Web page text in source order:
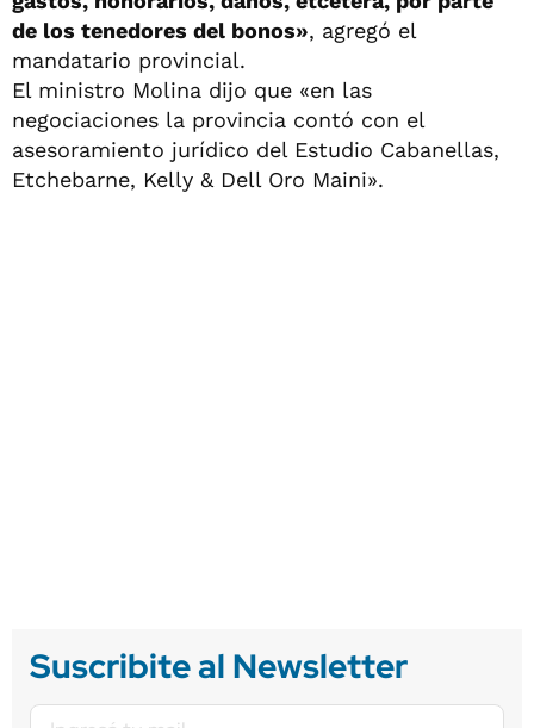
de los tenedores del bonos», agregó el
mandatario provincial.
El ministro Molina dijo que «en las
negociaciones la provincia contó con el
asesoramiento jurídico del Estudio Cabanellas,
Etchebarne, Kelly & Dell Oro Maini».
Suscribite al Newsletter